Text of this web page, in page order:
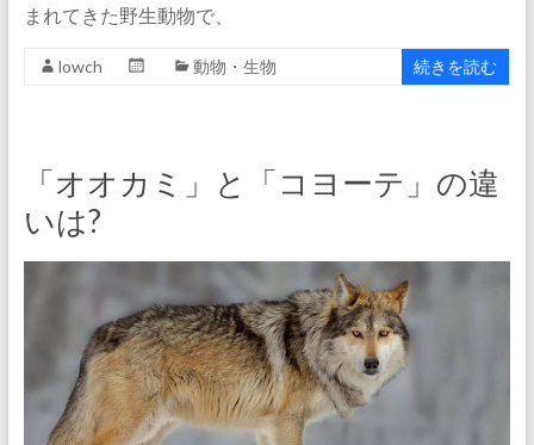
まれてきた野生動物で、
lowch 動物・生物 続きを読む
「オオカミ」と「コヨーテ」の違
いは?